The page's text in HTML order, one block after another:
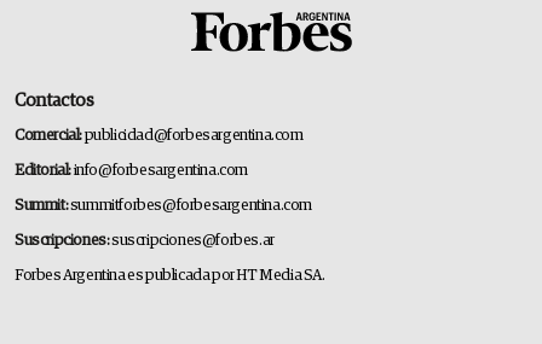
Contactos
Comercial:publicidad@forbesargentina.com
Editorial:info@forbesargentina.com
Summit:summitforbes@forbesargentina.com
Suscripciones:suscripciones@forbes.ar
Forbes Argentina es publicada por HT Media SA.